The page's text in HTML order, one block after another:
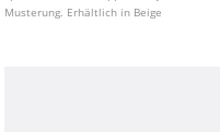
Musterung. Erhältlich in Beige